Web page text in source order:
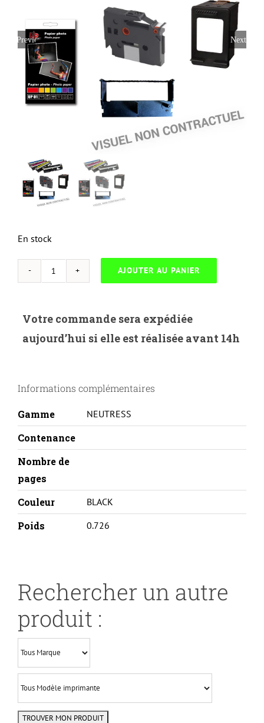
Previous Next
En stock
quantité
H.410AB-
HP
MFP
CF410A-
BK-
REMA
AJOUTER AU PANIER
Votre commande sera expédiée
aujourd’hui si elle est réalisée avant 14h
Informations complémentaires
Gamme NEUTRESS
Contenance
Nombre de
pages
Couleur
BLACK
Poids 0.726
Rechercher un autre
produit :